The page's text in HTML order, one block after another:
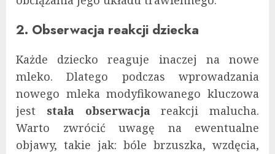
2. Obserwacja reakcji dziecka
Każde dziecko reaguje inaczej na nowe
mleko. Dlatego podczas wprowadzania
nowego mleka modyfikowanego kluczowa
jest stała obserwacjareakcji malucha.
Warto zwrócić uwagę na ewentualne
objawy, takie jak: bóle brzuszka, wzdęcia,